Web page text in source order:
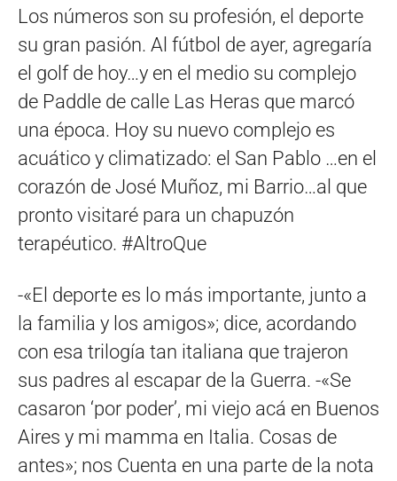
Los números son su profesión, el deporte
su gran pasión. Al fútbol de ayer, agregaría
el golf de hoy…y en el medio su complejo
de Paddle de calle Las Heras que marcó
una época. Hoy su nuevo complejo es
acuático y climatizado: el San Pablo …en el
corazón de José Muñoz, mi Barrio…al que
pronto visitaré para un chapuzón
terapéutico. #AltroQue
-«El deporte es lo más importante, junto a
la familia y los amigos»; dice, acordando
con esa trilogía tan italiana que trajeron
sus padres al escapar de la Guerra. -«Se
casaron ‘por poder’, mi viejo acá en Buenos
Aires y mi mamma en Italia. Cosas de
antes»; nos Cuenta en una parte de la nota